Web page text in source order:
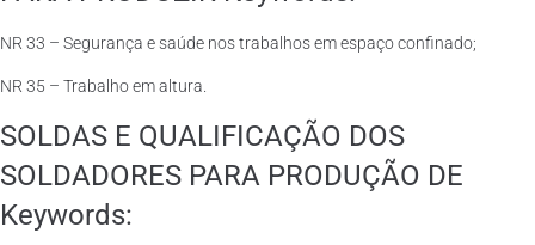
NR 33 – Segurança e saúde nos trabalhos em espaço confinado;
NR 35 – Trabalho em altura.
SOLDAS E QUALIFICAÇÃO DOS
SOLDADORES PARA PRODUÇÃO DE
Keywords: